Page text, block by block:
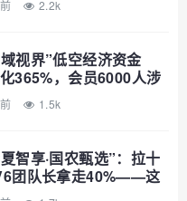
2.2k
视界”低空经济资金
365%，会员6000人涉
单割封号——智航智引
怎么崩
1.5k
智享·国农甄选”：拉十
团队长拿走40%——这
销